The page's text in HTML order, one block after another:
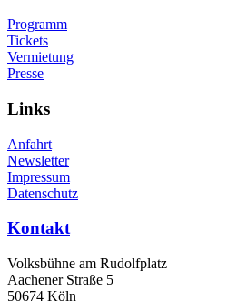
Programm
Tickets
Vermietung
Presse
Links
Anfahrt
Newsletter
Impressum
Datenschutz
Kontakt
Volksbühne am Rudolfplatz
Aachener Straße 5
50674 Köln